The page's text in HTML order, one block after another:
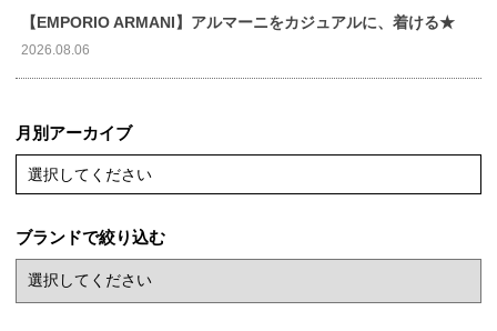
【EMPORIO ARMANI】アルマーニをカジュアルに、着ける★
2026.08.06
月別アーカイブ
選択してください
ブランドで絞り込む